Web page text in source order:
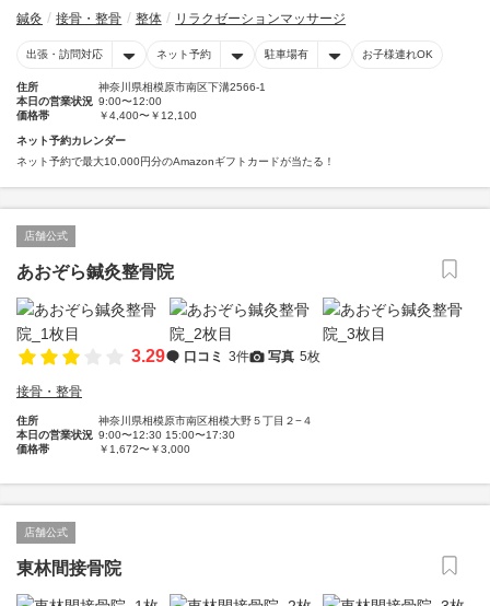
鍼灸 接骨・整骨 整体 リラクゼーションマッサージ
出張・訪問対応 ネット予約 駐車場有 お子様連れOK
住所
神奈川県相模原市南区下溝2566-1
本日の営業状況 9:00〜12:00
価格帯
￥4,400〜￥12,100
ネット予約カレンダー
ネット予約で最大10,000円分のAmazonギフトカードが当たる！
店舗公式
あおぞら鍼灸整骨院
3.29 口コミ 3件 写真 5枚
接骨・整骨
住所
神奈川県相模原市南区相模大野５丁目２−４
本日の営業状況 9:00〜12:30 15:00〜17:30
価格帯
￥1,672〜￥3,000
店舗公式
東林間接骨院